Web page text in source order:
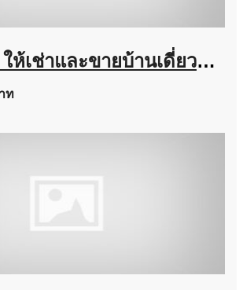
รหัสC7251 ให้เช่าและขายบ้านเดี่ยวหมู่บ้านแกรนดิโอ ลาดพร้าว-เกษตรนวมินทร์ บ้านตกแต่งสวยพร้อมอยู่
ท